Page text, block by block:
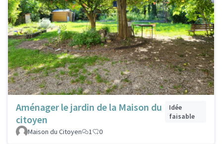
Aménager le jardin de la Maison du
citoyen
Idée
faisable
Maison du Citoyen
1 0